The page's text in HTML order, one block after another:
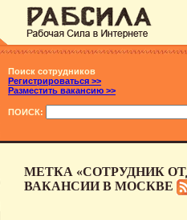
Поиск сотрудников
Регистрироваться >>
Разместить вакансию >>
ПОИСК:
МЕТКА «СОТРУДНИК
ВАКАНСИИ В МОСКВЕ